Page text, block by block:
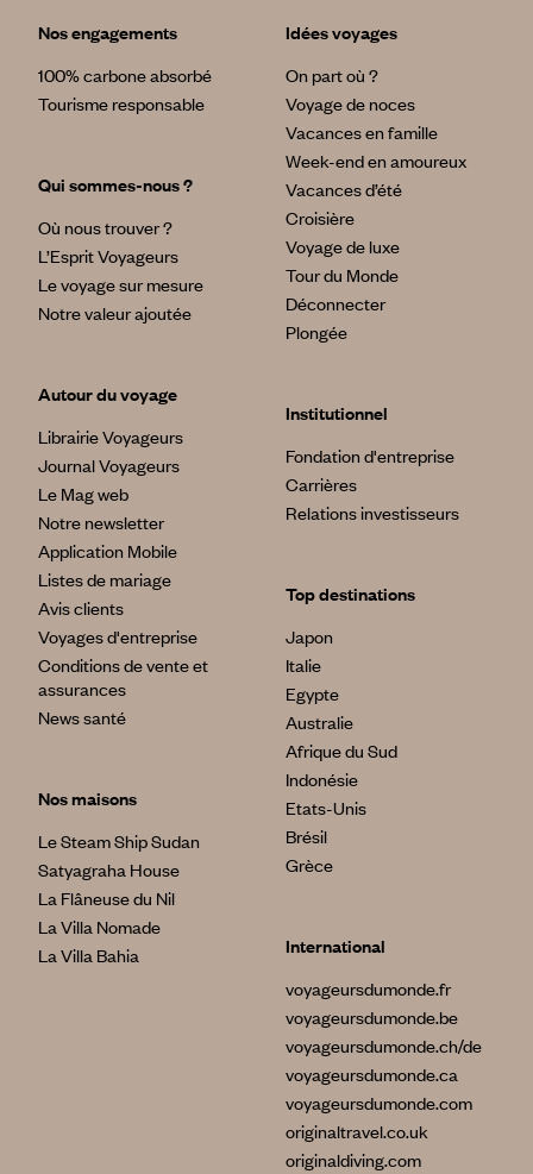
Nos engagements
100% carbone absorbé
Tourisme responsable
Qui sommes-nous ?
Où nous trouver ?
L’Esprit Voyageurs
Le voyage sur mesure
Notre valeur ajoutée
Autour du voyage
Librairie Voyageurs
Journal Voyageurs
Le Mag web
Notre newsletter
Application Mobile
Listes de mariage
Avis clients
Voyages d'entreprise
Conditions de vente et
assurances
News santé
Nos maisons
Le Steam Ship Sudan
Satyagraha House
La Flâneuse du Nil
La Villa Nomade
La Villa Bahia
Idées voyages
On part où ?
Voyage de noces
Vacances en famille
Week-end en amoureux
Vacances d’été
Croisière
Voyage de luxe
Tour du Monde
Déconnecter
Plongée
Institutionnel
Fondation d'entreprise
Carrières
Relations investisseurs
Top destinations
Japon
Italie
Egypte
Australie
Afrique du Sud
Indonésie
Etats-Unis
Brésil
Grèce
International
voyageursdumonde.fr
voyageursdumonde.be
voyageursdumonde.ch/de
voyageursdumonde.ca
voyageursdumonde.com
originaltravel.co.uk
originaldiving.com